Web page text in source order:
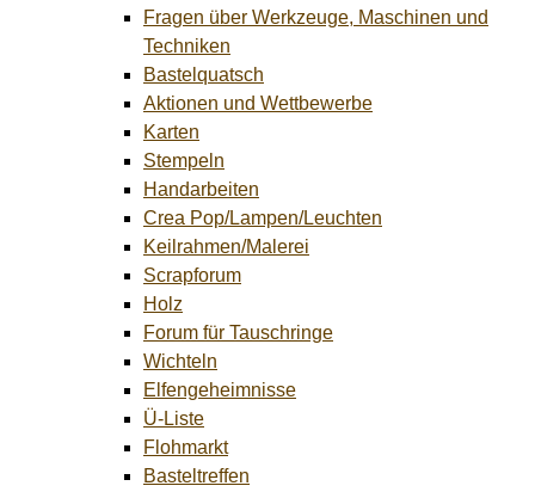
Fragen über Werkzeuge, Maschinen und
Techniken
Bastelquatsch
Aktionen und Wettbewerbe
Karten
Stempeln
Handarbeiten
Crea Pop/Lampen/Leuchten
Keilrahmen/Malerei
Scrapforum
Holz
Forum für Tauschringe
Wichteln
Elfengeheimnisse
Ü-Liste
Flohmarkt
Basteltreffen